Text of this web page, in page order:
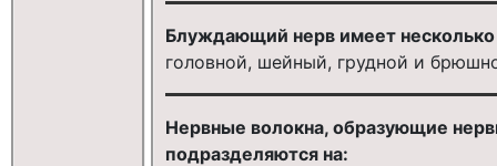
Блуждающий нерв имеет несколько
головной, шейный, грудной и
Нервные волокна, образующие
подразделяются на: